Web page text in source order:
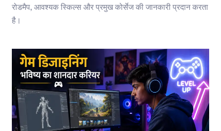
रोडमैप, आवश्यक स्किल्स और प्रमुख कोर्सेज की जानकारी प्रदान करता
है।